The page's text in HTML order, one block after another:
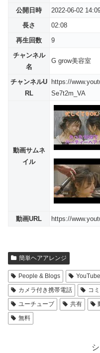
公開日時
2022-06-02
長さ
02:08
再生回数
9
チャンネル
名
G grow美容室
チャンネルU
RL
https://
Se7t2m_VA
動画サムネ
イル
動画URL https://
簡単ヘアアレンジ
People & Blogs YouTube
カメラ付き携帯電話
コ
ユーチューブ
共有
無料